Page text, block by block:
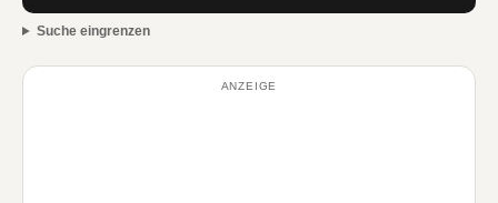
Suche eingrenzen
ANZEIGE